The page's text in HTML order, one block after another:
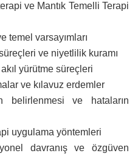
ve Mantık Temelli Terapi
temel varsayımları
ve niyetlilik kuramı
yürütme süreçleri
ve kılavuz erdemler
ve hataların
uygulama yöntemleri
davranış ve özgüven